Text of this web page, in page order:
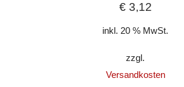
€3,12
inkl. 20 % MwSt.
zzgl.
Versandkosten